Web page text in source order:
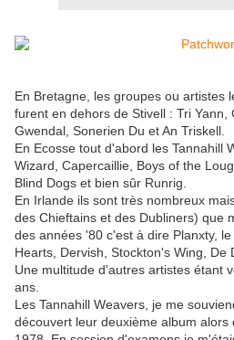
En Bretagne, les groupes ou artistes
furent en dehors de Stivell : Tri Yann,
Gwendal, Sonerien Du et An Triskell.
En Ecosse tout d'abord les Tannahill
Wizard, Capercaillie, Boys of the
Blind Dogs et bien sûr Runrig.
En Irlande ils sont très nombreux
des Chieftains et des Dubliners) que
des années '80 c'est à dire Planxty,
Hearts, Dervish, Stockton's Wing, De
Une multitude d'autres artistes étant
ans.
Les Tannahill Weavers, je me
découvert leur deuxième album alors